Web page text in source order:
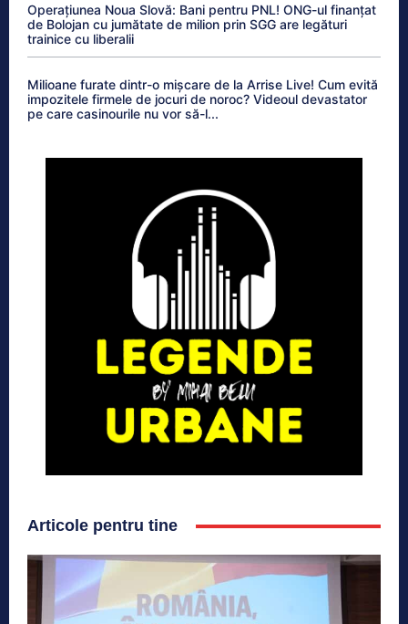
Operațiunea Noua Slovă: Bani pentru PNL! ONG-ul finanțat
de Bolojan cu jumătate de milion prin SGG are legături
trainice cu liberalii
Milioane furate dintr-o mișcare de la Arrise Live! Cum evită
impozitele firmele de jocuri de noroc? Videoul devastator
pe care casinourile nu vor să-l...
Articole pentru tine